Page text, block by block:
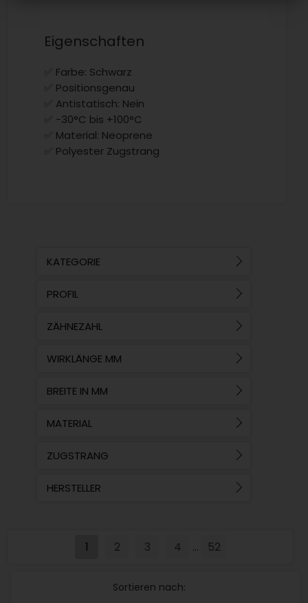
Eigenschaften
✅ Farbe: Schwarz
✅ Positionsgenau
✅ Antistatisch: Nein
✅ -30°C bis +100°C
✅ Material: Neoprene
✅ Polyester Zugstrang
KATEGORIE
PROFIL
ZÄHNEZAHL
WIRKLÄNGE MM
BREITE IN MM
MATERIAL
ZUGSTRANG
HERSTELLER
1 2 3 4 ... 52
Sortieren nach: